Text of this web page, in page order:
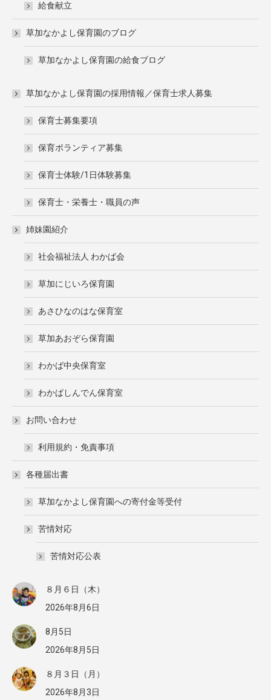
給食献立
草加なかよし保育園のブログ
草加なかよし保育園の給食ブログ
草加なかよし保育園の採用情報／保育士求人募集
保育士募集要項
保育ボランティア募集
保育士体験/1日体験募集
保育士・栄養士・職員の声
姉妹園紹介
社会福祉法人 わかば会
草加にじいろ保育園
あさひなのはな保育室
草加あおぞら保育園
わかば中央保育室
わかばしんでん保育室
お問い合わせ
利用規約・免責事項
各種届出書
草加なかよし保育園への寄付金等受付
苦情対応
苦情対応公表
８月６日（木）
2026年8月6日
8月5日
2026年8月5日
８月３日（月）
2026年8月3日